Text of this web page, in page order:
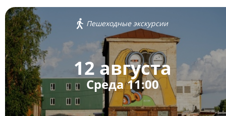
Пешеходные экскурсии
12 августа
Среда 11:00